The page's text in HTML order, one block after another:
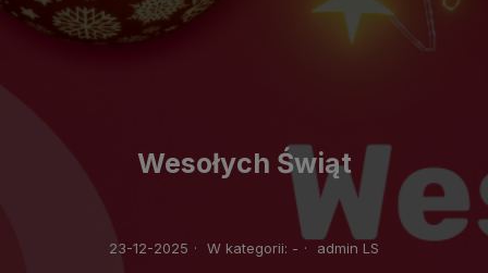
Wesołych Świąt
23-12-2025 · W kategorii: - · admin LS